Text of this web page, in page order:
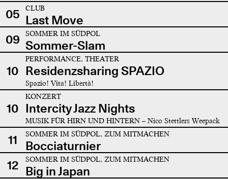
05 CLUB
Last Move
09
SOMMER IM SÜDPOL
Sommer-Slam
10
PERFORMANCE, THEATER
Residenzsharing SPAZIO
Spazio! Vita! Libertà!
10
KONZERT
Intercity Jazz Nights
MUSIK FÜR HIRN UND HINTERN – Nico Stettlers Weepack
11 SOMMER IM SÜDPOL, ZUM MITMACHEN
Bocciaturnier
12
SOMMER IM SÜDPOL, ZUM MITMACHEN
Big in Japan